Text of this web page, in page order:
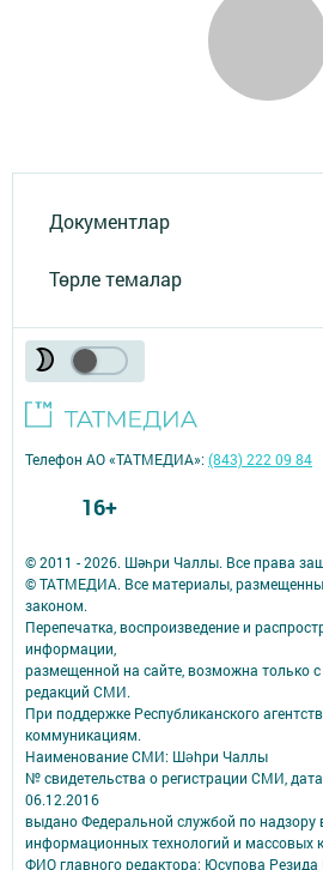
Документлар
Төрле темалар
© 2011 - 2026. Шәһри Чаллы. Все права
© ТАТМЕДИА. Все материалы,
законом.
Перепечатка, воспроизведение и
информации,
размещенной на сайте, возможна только
редакций СМИ.
При поддержке Республиканского
коммуникациям.
Наименование СМИ: Шəhри Чаллы
№ свидетельства о регистрации СМИ,
06.12.2016
выдано Федеральной службой по надзору
информационных технологий и массовых
ФИО главного редактора: Юсупова
Телефон АО «ТАТМЕДИА»:(843) 222 09 84
16+